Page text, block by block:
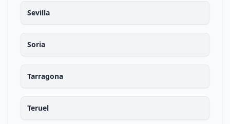
Sevilla
Soria
Tarragona
Teruel